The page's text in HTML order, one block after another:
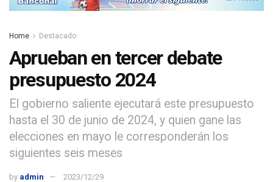
Home Destacado
Aprueban en tercer debate
presupuesto 2024
El gobierno saliente ejecutará este presupuesto
hasta el 30 de junio de 2024, y quien gane las
elecciones en mayo le corresponderán los
siguientes seis meses
by admin 2023/12/29